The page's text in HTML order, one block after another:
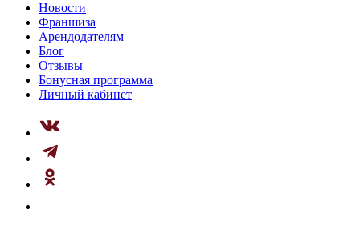
Новости
Франшиза
Арендодателям
Блог
Отзывы
Бонусная программа
Личный кабинет